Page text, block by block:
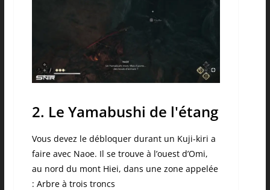
2. Le Yamabushi de l'étang
Vous devez le débloquer durant un Kuji-kiri a
faire avec Naoe. Il se trouve à l’ouest d’Omi,
au nord du mont Hiei, dans une zone appelée
: Arbre à trois troncs